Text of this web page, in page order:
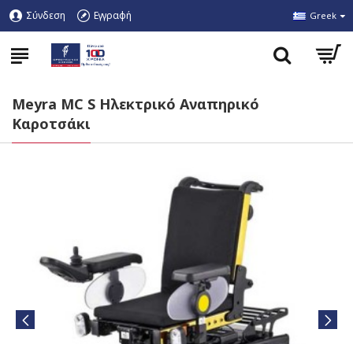
Σύνδεση Εγγραφή Greek
Meyra MC S Ηλεκτρικό Αναπηρικό
Καροτσάκι